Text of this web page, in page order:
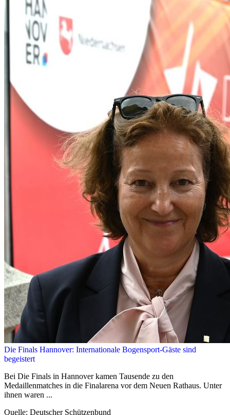
Die Finals Hannover: Internationale Bogensport-Gäste sind
begeistert
Bei Die Finals in Hannover kamen Tausende zu den
Medaillenmatches in die Finalarena vor dem Neuen Rathaus. Unter
ihnen waren ...
Quelle: Deutscher Schützenbund